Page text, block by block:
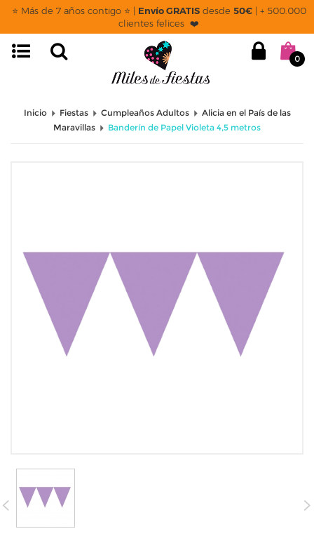
⭐ Más de 7 años contigo ⭐ | Envío GRATISdesde 50€| + 500.000
clientes felices ❤️
0
Inicio Fiestas Cumpleaños Adultos
Alicia en el País de las
Maravillas
Banderín de Papel Violeta 4,5 metros